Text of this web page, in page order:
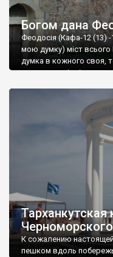
Богом дана
Феодосія (Кафа-12 (13) -
мою думку) міст всього
думка в кожного своя,
запрошую відвідати це
Тарханкутская
К сожалению
пешком вдоль